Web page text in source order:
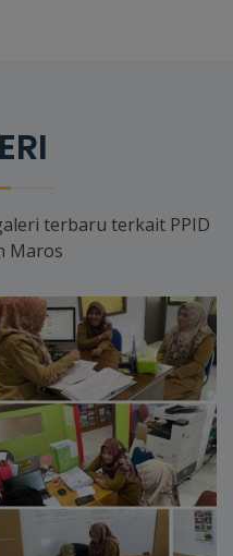
terbaru terkait PPID
Maros